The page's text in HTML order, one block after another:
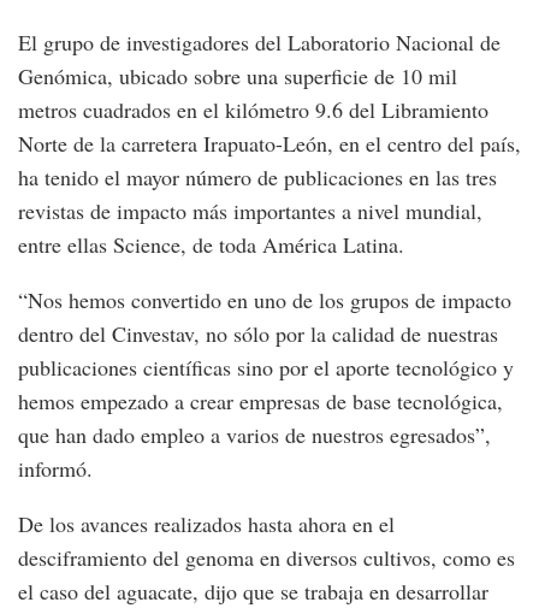
El grupo de investigadores del Laboratorio Nacional de
Genómica, ubicado sobre una superficie de 10 mil
metros cuadrados en el kilómetro 9.6 del Libramiento
Norte de la carretera Irapuato-León, en el centro del país,
ha tenido el mayor número de publicaciones en las tres
revistas de impacto más importantes a nivel mundial,
entre ellas Science, de toda América Latina.
“Nos hemos convertido en uno de los grupos de impacto
dentro del Cinvestav, no sólo por la calidad de nuestras
publicaciones científicas sino por el aporte tecnológico y
hemos empezado a crear empresas de base tecnológica,
que han dado empleo a varios de nuestros egresados”,
informó.
De los avances realizados hasta ahora en el
desciframiento del genoma en diversos cultivos, como es
el caso del aguacate, dijo que se trabaja en desarrollar